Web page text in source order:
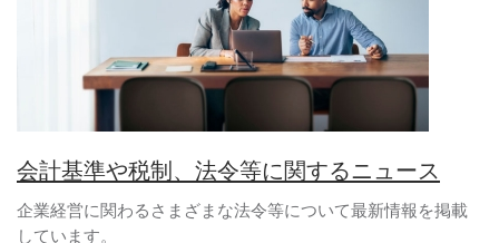
会計基準や税制、法令等に関するニュース
企業経営に関わるさまざまな法令等について最新情報を掲載
しています。